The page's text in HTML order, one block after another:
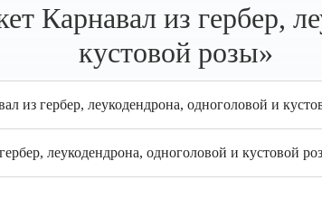
Карнавал из гербер,
кустовой розы»
из гербер, леукодендрона, одноголовой и
леукодендрона, одноголовой и кустовой